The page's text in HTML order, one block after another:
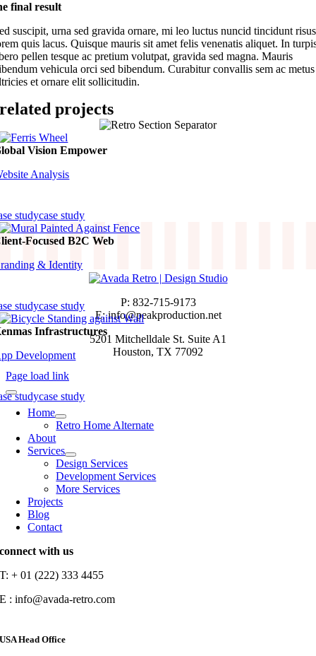
final result
suscipit, urna sed gravida ornare, mi leo luctus nuncid tincidunt risus
quis lacus. Quisque mauris sit amet felis venenatis aliquet. In
pellen tesque ac pretium volutpat, gravida sed magna. Mauris
vehicula orci sed bibendum. Curabitur convallis sem ac metus
et ornare elit sollicitudin.
related projects
Vision Empower
Analysis
studycase study
Focused B2C Web
& Identity
studycase study
Infrastructures
Development
studycase study
P: 832-715-9173
E: info@peakproduction.net
5201 Mitchelldale St. Suite A1
Houston, TX 77092
Page load link
Home
Retro Home Alternate
About
Services
Design Services
Development Services
More Services
Projects
Blog
Contact
connect with us
T: + 01 (222) 333 4455
E : info@avada-retro.com
USA Head Office